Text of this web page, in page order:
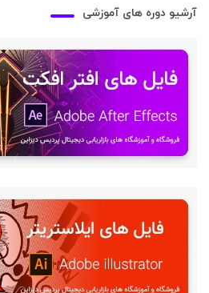
آرشیو دوره های آموزشی